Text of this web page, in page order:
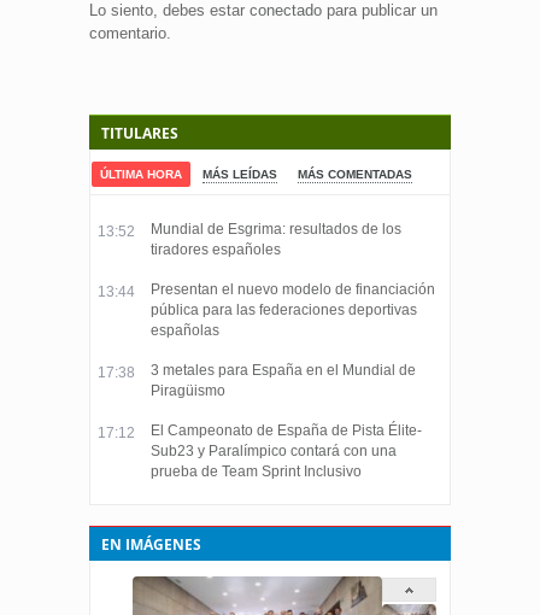
Lo siento, debes estar conectado para publicar un
comentario.
TITULARES
ÚLTIMA HORA MÁS LEÍDAS MÁS COMENTADAS
13:52
Mundial de Esgrima: resultados de los
tiradores españoles
13:44
Presentan el nuevo modelo de financiación
pública para las federaciones deportivas
españolas
17:38
3 metales para España en el Mundial de
Piragüismo
17:12
El Campeonato de España de Pista Élite-
Sub23 y Paralímpico contará con una
prueba de Team Sprint Inclusivo
EN IMÁGENES